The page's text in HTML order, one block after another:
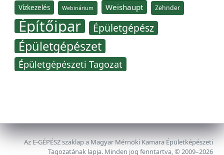
Vízkezelés Webinárium Weishaupt Zehnder
Építőipar Épületgépész
Épületgépészet
Épületgépészeti Tagozat
Az E-GÉPÉSZ szaklap a Magyar Mérnöki Kamara Épületképészeti
Tagozatának lapja. Minden jog fenntartva, © 2009–2026